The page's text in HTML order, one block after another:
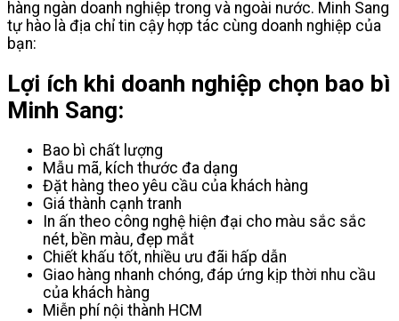
hàng ngàn doanh nghiệp trong và ngoài nước. Minh Sang
tự hào là địa chỉ tin cậy hợp tác cùng doanh nghiệp của
bạn:
Lợi ích khi doanh nghiệp chọn bao bì
Minh Sang:
Bao bì chất lượng
Mẫu mã, kích thước đa dạng
Đặt hàng theo yêu cầu của khách hàng
Giá thành cạnh tranh
In ấn theo công nghệ hiện đại cho màu sắc sắc
nét, bền màu, đẹp mắt
Chiết khấu tốt, nhiều ưu đãi hấp dẫn
Giao hàng nhanh chóng, đáp ứng kịp thời nhu cầu
của khách hàng
Miễn phí nội thành HCM